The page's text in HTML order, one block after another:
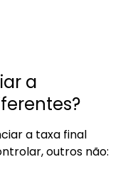
a
a taxa final
outros não: